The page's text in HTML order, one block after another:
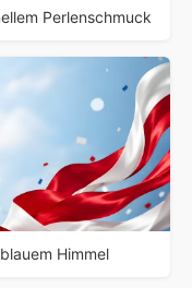
Perlenschmuck
Himmel